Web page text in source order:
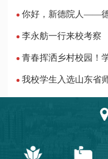
你好，新德院人——
李永舫一行来校考察
青春挥洒乡村校园！
我校学生入选山东省师范生“我的教师梦”主题演讲活